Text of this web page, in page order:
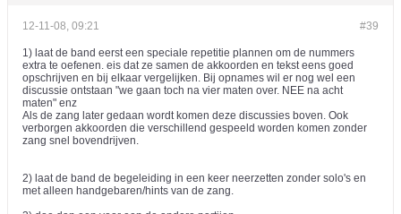
#39
12-11-08, 09:21
1) laat de band eerst een speciale repetitie plannen om de nummers
extra te oefenen. eis dat ze samen de akkoorden en tekst eens goed
opschrijven en bij elkaar vergelijken. Bij opnames wil er nog wel een
discussie ontstaan "we gaan toch na vier maten over. NEE na acht
maten" enz
Als de zang later gedaan wordt komen deze discussies boven. Ook
verborgen akkoorden die verschillend gespeeld worden komen zonder
zang snel bovendrijven.
2) laat de band de begeleiding in een keer neerzetten zonder solo's en
met alleen handgebaren/hints van de zang.